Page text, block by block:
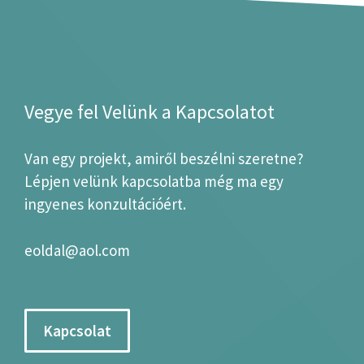
Vegye fel Velünk a Kapcsolatot
Van egy projekt, amiről beszélni szeretne?
Lépjen velünk kapcsolatba még ma egy
ingyenes konzultációért.
eoldal@aol.com
Kapcsolat